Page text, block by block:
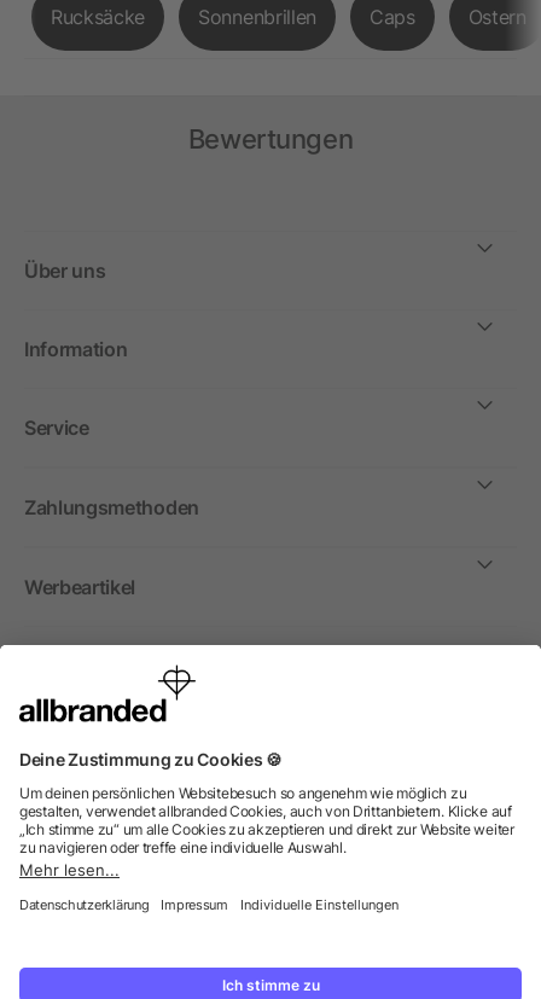
Rucksäcke Sonnenbrillen Caps Ostern
Bewertungen
Über uns
Information
Service
Zahlungsmethoden
Werbeartikel
International
Wir verkaufen Werbeartikel, Werbemittel und
Vereine. Alle Preise zzgl. MwSt.